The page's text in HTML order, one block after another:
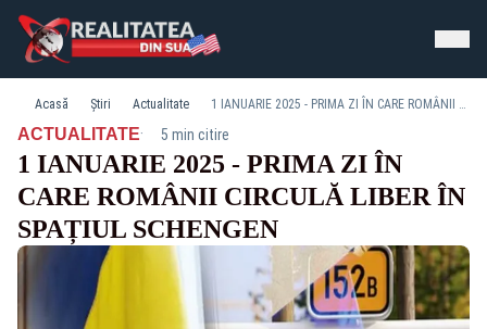
Acasă Știri Actualitate 1 IANUARIE 2025 - PRIMA ZI ÎN CARE ROMÂNII CIRCULĂ LIBER ÎN SPAȚIUL SCHENGEN
ACTUALITATE· 5 min citire
1 IANUARIE 2025 - PRIMA ZI ÎN
CARE ROMÂNII CIRCULĂ LIBER ÎN
SPAȚIUL SCHENGEN